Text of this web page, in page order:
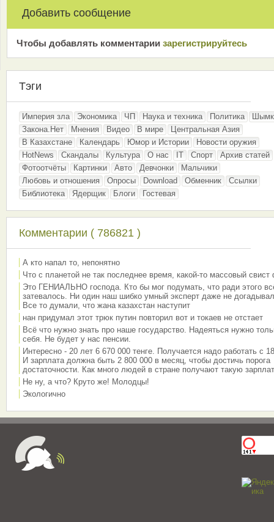
Добавить сообщение
Чтобы добавлять комментарии зарeгиcтрирyйтeсь
Тэги
Империя зла Экономика ЧП Наука и техника Политика
Закона.Нет
Мнения Видео В мире
Центральная Азия
В Казахстане
Календарь Юмор и Истории
Новости оружия
HotNews
Скандалы Культура О нас IT Спорт
Архив статей
Фотоотчёты
Картинки Авто Девчонки
Мальчики
Любовь и отношения
Опросы Download Обменник
Ссылки
Библиотека
Ядерщик Блоги Гостевая
Комментарии ( 786821 )
А кто напал то, непонятно
Что с планетой не так последнее время, какой-то массовый свист
Это ГЕНИАЛЬНО господа. Кто бы мог подумать, что ради этого
затевалось. Ни один наш шибко умный эксперт даже не
Все то думали, что жана казахстан наступит
нан придумал этот трюк путин повторил вот и токаев не отстает
Всё что нужно знать про наше государство. Надеяться нужно
себя. Не будет у нас пенсии.
Интересно - 20 лет 6 670 000 тенге. Получается надо работать с
И зарплата должна быть 2 800 000 в месяц, чтобы достичь порога
достаточности. Как много людей в стране получают такую
Не ну, а что? Круто же! Молодцы!
Экологично